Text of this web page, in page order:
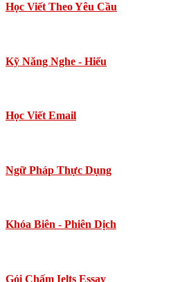
Học Viết Theo Yêu Cầu
Kỹ Năng Nghe - Hiểu
Học Viết Email
Ngữ Pháp Thực Dụng
Khóa Biên - Phiên Dịch
Gói Chấm Ielts Essay